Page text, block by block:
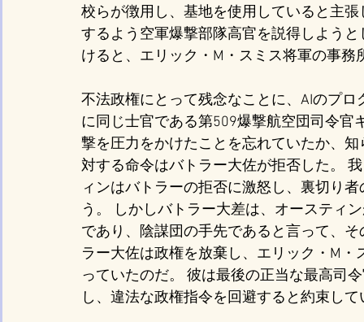
校らが徴用し、基地を使用していると主
するよう空軍爆撃部隊高官を説得しよう
けると、エリック・M・スミス将軍の事
不法政権にとって残念なことに、AIのプ
に同じ士官である第509爆撃航空団司令
撃を圧力をかけたことを忘れていたか、
対する命令はバトラー大佐が拒否した。
ィンはバトラーの拒否に激怒し、裏切り
う。 しかしバトラー大差は、オースティ
であり、陰謀団の手先であると言って、
ラー大佐は政権を放棄し、エリック・M
っていたのだ。 彼は最後の正当な最高司
し、違法な政権指令を回避すると約束して